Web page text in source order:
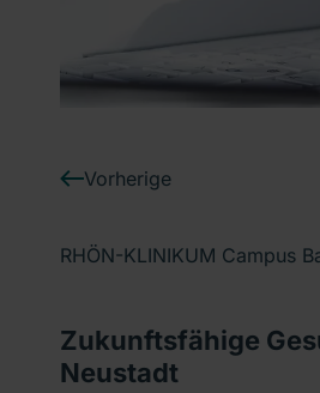
Vorherige
RHÖN-KLINIKUM Campus
Zukunftsfähige
Neustadt